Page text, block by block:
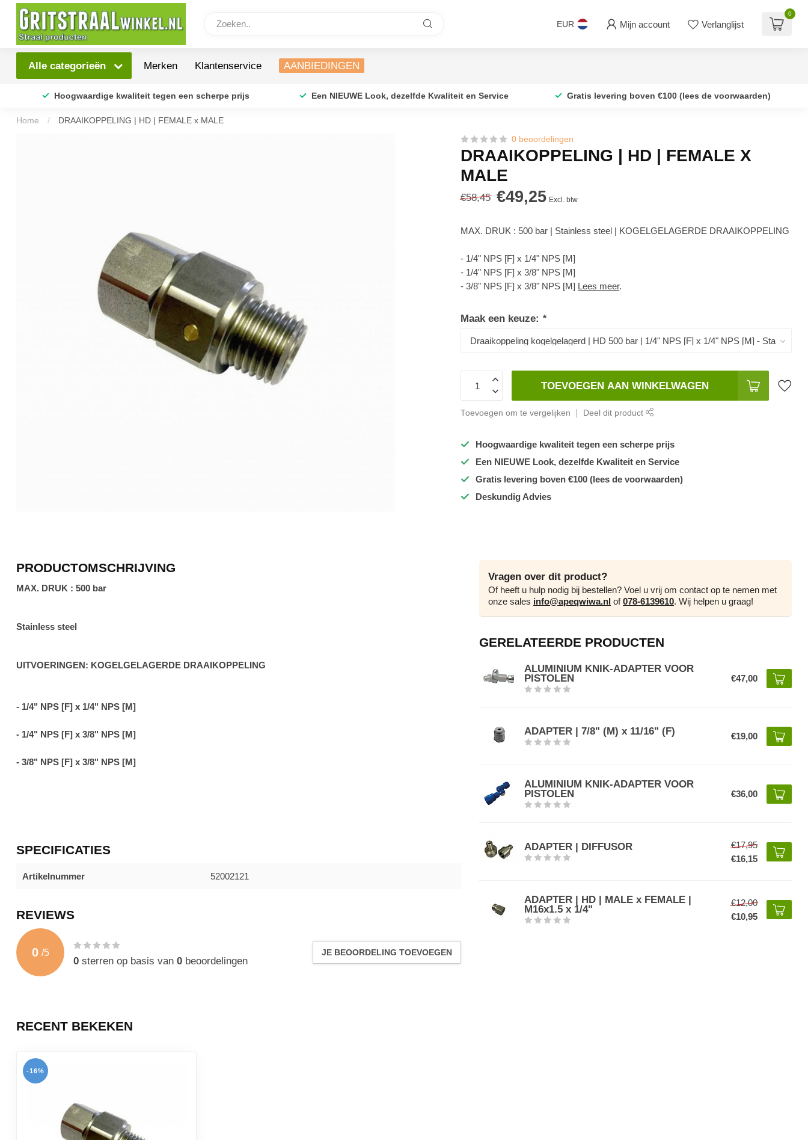
EUR Mijn account Verlanglijst
0
Alle categorieën Merken Klantenservice AANBIEDINGEN
Hoogwaardige kwaliteit tegen een scherpe prijs Een NIEUWE Look, dezelfde Kwaliteit en Service Gratis levering boven €100 (lees de voorwaarden)
Home / DRAAIKOPPELING | HD | FEMALE x MALE
0 beoordelingen
DRAAIKOPPELING | HD | FEMALE X
MALE
€58,45 €49,25 Excl. btw
MAX. DRUK : 500 bar | Stainless steel | KOGELGELAGERDE DRAAIKOPPELING
- 1/4" NPS [F] x 1/4" NPS [M]
- 1/4" NPS [F] x 3/8" NPS [M]
- 3/8" NPS [F] x 3/8" NPS [M] Lees meer.
Maak een keuze: *
TOEVOEGEN AAN WINKELWAGEN
Toevoegen om te vergelijken Deel dit product
Hoogwaardige kwaliteit tegen een scherpe prijs
Een NIEUWE Look, dezelfde Kwaliteit en Service
Gratis levering boven €100 (lees de voorwaarden)
Deskundig Advies
PRODUCTOMSCHRIJVING
MAX. DRUK : 500 bar
Stainless steel
UITVOERINGEN: KOGELGELAGERDE DRAAIKOPPELING
- 1/4" NPS [F] x 1/4" NPS [M]
- 1/4" NPS [F] x 3/8" NPS [M]
- 3/8" NPS [F] x 3/8" NPS [M]
SPECIFICATIES
Artikelnummer 52002121
REVIEWS
0 /5
0 sterren op basis van 0 beoordelingen
JE BEOORDELING TOEVOEGEN
Vragen over dit product?
Of heeft u hulp nodig bij bestellen? Voel u vrij om contact op te nemen met
onze sales info@apeqwiwa.nl of078-6139610. Wij helpen u graag!
GERELATEERDE PRODUCTEN
ALUMINIUM KNIK-ADAPTER VOOR
PISTOLEN
€47,00
ADAPTER | 7/8" (M) x 11/16" (F) €19,00
ALUMINIUM KNIK-ADAPTER VOOR
PISTOLEN
€36,00
ADAPTER | DIFFUSOR
€17,95
€16,15
ADAPTER | HD | MALE x FEMALE |
M16x1.5 x 1/4"
€12,00
€10,95
RECENT BEKEKEN
-16%